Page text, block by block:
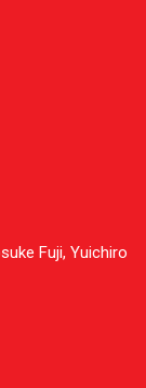
Fuji, Yuichiro